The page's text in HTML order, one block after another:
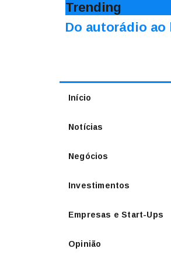
Trending
Do autorádio
Início
Notícias
Negócios
Investimentos
Empresas e Start-Ups
Opinião